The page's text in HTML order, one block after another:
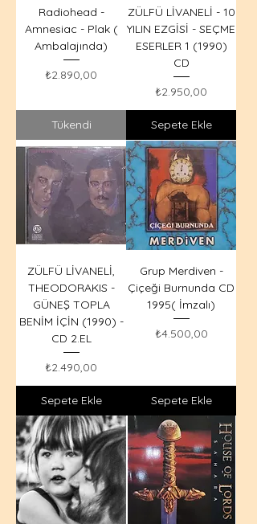
Radiohead -
Amnesiac - Plak (
Ambalajında)
Fiyat
₺2.890,00
Tükendi
ZÜLFÜ LİVANELİ - 10
YILIN EZGİSİ - SEÇME
ESERLER 1 (1990)
CD
Fiyat
₺2.950,00
Sepete Ekle
ZÜLFÜ LİVANELİ,
THEODORAKIS -
GÜNEŞ TOPLA
BENİM İÇİN (1990) -
CD 2.EL
Fiyat
₺2.490,00
Sepete Ekle
Grup Merdiven -
Çiçeği Burnunda CD
1995( İmzalı)
Fiyat
₺4.500,00
Sepete Ekle